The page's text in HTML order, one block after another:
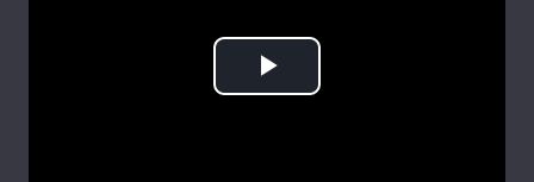
Лайт
Інциденти
Play